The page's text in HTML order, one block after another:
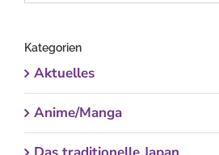
Kategorien
Aktuelles
Anime/Manga